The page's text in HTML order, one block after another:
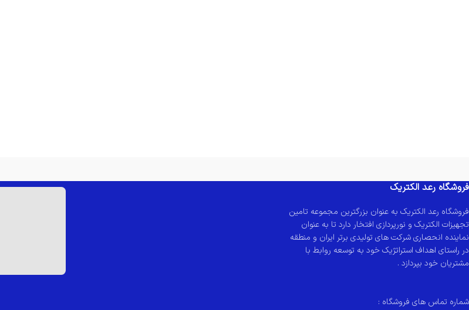
فروشگاه رعد الکتریک
فروشگاه رعد الکتریک به عنوان بزرگترین مجموعه تامین
تجهیزات الکتریک و نورپردازی افتخار دارد تا به عنوان
نماینده انحصاری شرکت های تولیدی برتر ایران و منطقه
در راستای اهداف استراتژیک خود به توسعه روابط با
مشتریان خود بپردازد .
شماره تماس های فروشگاه :